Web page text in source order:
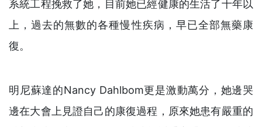
系統工程挽救了她，目前她已經健康的生活了十年以
上，過去的無數的各種慢性疾病，早已全部無藥康
復。
明尼蘇達的Nancy Dahlbom更是激動萬分，她邊哭
邊在大會上見證自己的康復過程，原來她患有嚴重的